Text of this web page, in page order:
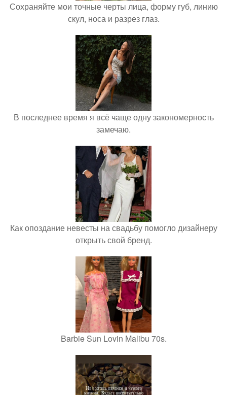
Сохраняйте мои точные черты лица, форму губ, линию
скул, носа и разрез глаз.
В последнее время я всё чаще одну закономерность
замечаю.
Как опоздание невесты на свадьбу помогло дизайнеру
открыть свой бренд.
Barbie Sun Lovin Malibu 70s.